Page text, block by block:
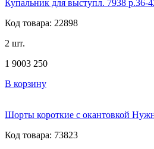
Купальник для выступл. 7938 р.36-
Код товара: 22898
2 шт.
1 9003 250
В корзину
Шорты короткие с окантовкой
Код товара: 73823